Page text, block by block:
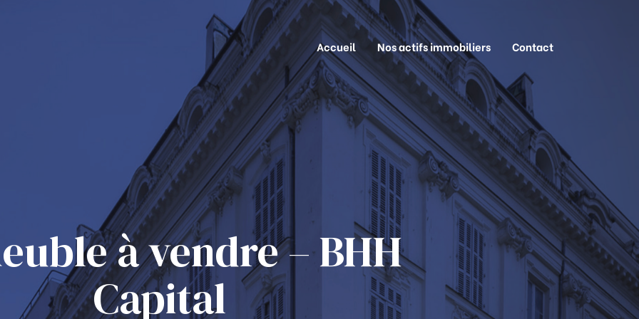
Accueil Nos actifs immobiliers Contact
à vendre – BHH
Capital